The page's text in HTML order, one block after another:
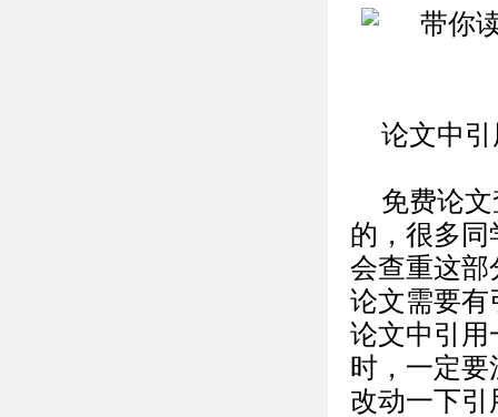
论文中
免费论
的，很多
会查重这部
论文需要有
论文中引用
时，一定
改动一下